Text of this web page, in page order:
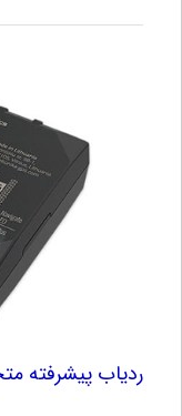
ردیاب پیشرفته